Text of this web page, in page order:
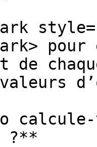
de
valeurs
?**